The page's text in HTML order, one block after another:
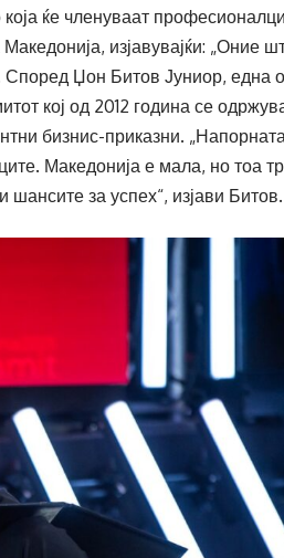
ќе членуваат
изјавувајќи: „Оние
Според Џон Битов Јуниор, една
кој од 2012 година се
бизнис-приказни.
Македонија е мала, но тоа
за успех“, изјави Битов.